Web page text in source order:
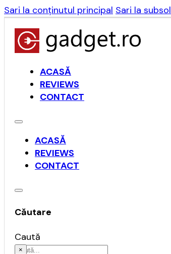
Sari la conținutul principal Sari la subsol
ACASĂ
REVIEWS
CONTACT
ACASĂ
REVIEWS
CONTACT
Căutare
Caută
×